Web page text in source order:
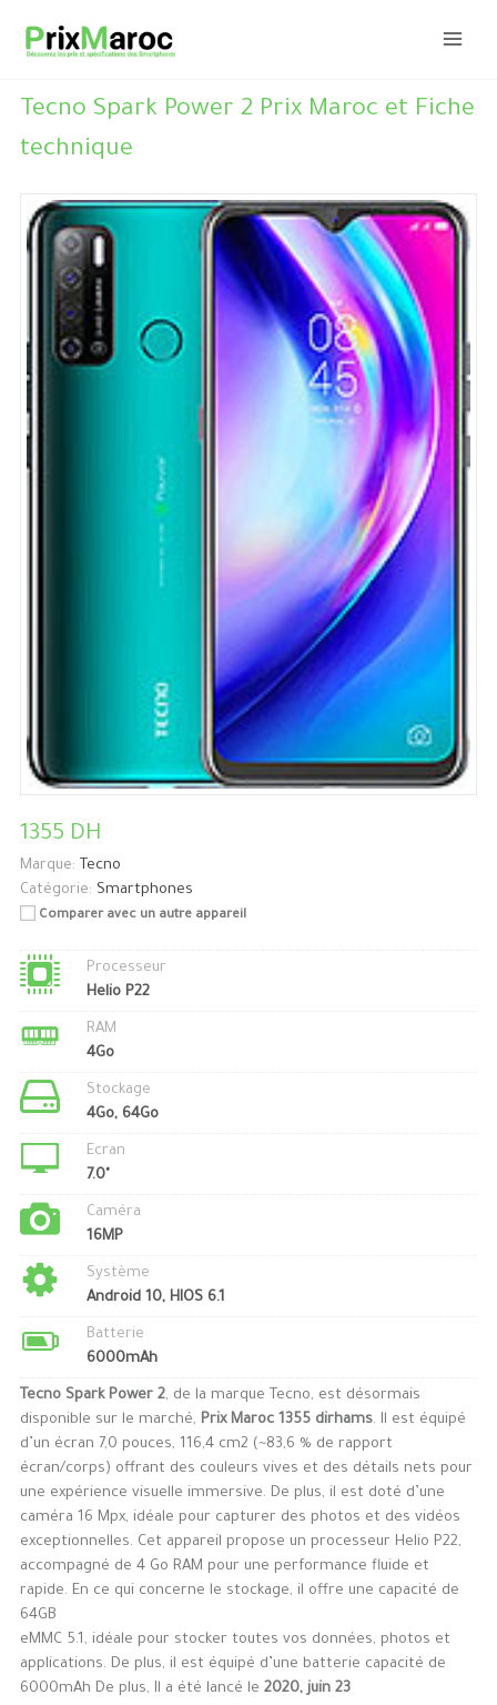
Tecno Spark Power 2 Prix Maroc et Fiche
technique
1355 DH
Marque: Tecno
Catégorie: Smartphones
Comparer avec un autre appareil
Processeur
Helio P22
RAM
4Go
Stockage
4Go, 64Go
Ecran
7.0"
Caméra
16MP
Système
Android 10, HIOS 6.1
Batterie
6000mAh
Tecno Spark Power 2, de la marque Tecno, est désormais
disponible sur le marché, Prix Maroc 1355 dirhams. Il est équipé
d’un écran 7,0 pouces, 116,4 cm2 (~83,6 % de rapport
écran/corps) offrant des couleurs vives et des détails nets pour
une expérience visuelle immersive. De plus, il est doté d’une
caméra 16 Mpx, idéale pour capturer des photos et des vidéos
exceptionnelles. Cet appareil propose un processeur Helio P22,
accompagné de 4 Go RAM pour une performance fluide et
rapide. En ce qui concerne le stockage, il offre une capacité de
64GB
eMMC 5.1, idéale pour stocker toutes vos données, photos et
applications. De plus, il est équipé d’une batterie capacité de
6000mAh De plus, Il a été lancé le 2020, juin 23